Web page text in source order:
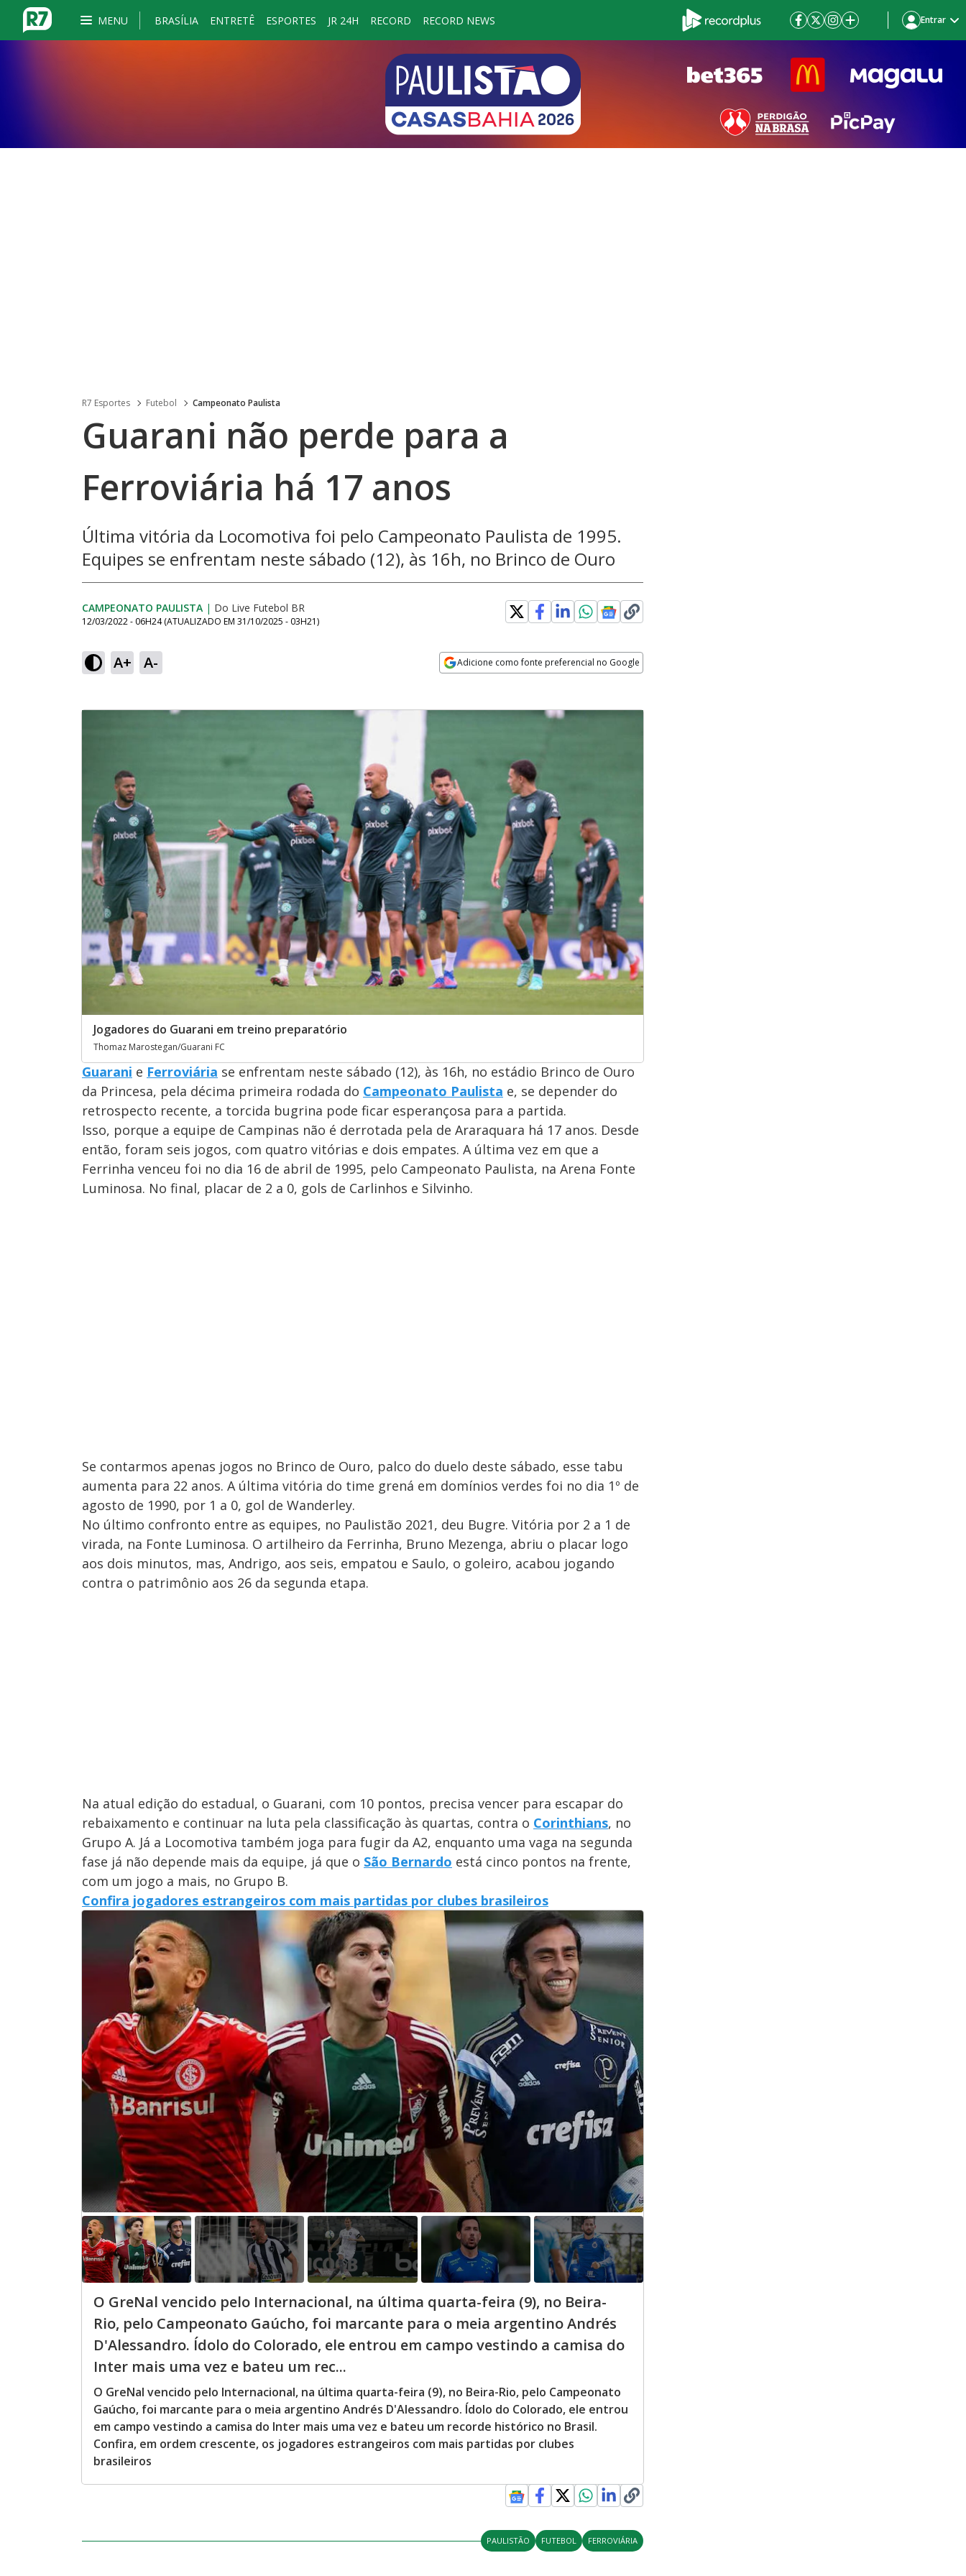
MENU BRASÍLIA ENTRETÊ ESPORTES JR 24H RECORD RECORD NEWS Entrar
R7 Esportes Futebol Campeonato Paulista
Guarani não perde para a
Ferroviária há 17 anos
Última vitória da Locomotiva foi pelo Campeonato Paulista de 1995.
Equipes se enfrentam neste sábado (12), às 16h, no Brinco de Ouro
CAMPEONATO PAULISTA | Do Live Futebol BR
12/03/2022 - 06H24 (ATUALIZADO EM 31/10/2025 - 03H21)
A+ A- Adicione como fonte preferencial no Google
Jogadores do Guarani em treino preparatório
Thomaz Marostegan/Guarani FC
Guarani e Ferroviária se enfrentam neste sábado (12), às 16h, no estádio Brinco de Ouro
da Princesa, pela décima primeira rodada do Campeonato Paulista e, se depender do
retrospecto recente, a torcida bugrina pode ficar esperançosa para a partida.
Isso, porque a equipe de Campinas não é derrotada pela de Araraquara há 17 anos. Desde
então, foram seis jogos, com quatro vitórias e dois empates. A última vez em que a
Ferrinha venceu foi no dia 16 de abril de 1995, pelo Campeonato Paulista, na Arena Fonte
Luminosa. No final, placar de 2 a 0, gols de Carlinhos e Silvinho.
Se contarmos apenas jogos no Brinco de Ouro, palco do duelo deste sábado, esse tabu
aumenta para 22 anos. A última vitória do time grená em domínios verdes foi no dia 1º de
agosto de 1990, por 1 a 0, gol de Wanderley.
No último confronto entre as equipes, no Paulistão 2021, deu Bugre. Vitória por 2 a 1 de
virada, na Fonte Luminosa. O artilheiro da Ferrinha, Bruno Mezenga, abriu o placar logo
aos dois minutos, mas, Andrigo, aos seis, empatou e Saulo, o goleiro, acabou jogando
contra o patrimônio aos 26 da segunda etapa.
Na atual edição do estadual, o Guarani, com 10 pontos, precisa vencer para escapar do
rebaixamento e continuar na luta pela classificação às quartas, contra o Corinthians, no
Grupo A. Já a Locomotiva também joga para fugir da A2, enquanto uma vaga na segunda
fase já não depende mais da equipe, já que o São Bernardo está cinco pontos na frente,
com um jogo a mais, no Grupo B.
Confira jogadores estrangeiros com mais partidas por clubes brasileiros
O GreNal vencido pelo Internacional, na última quarta-feira (9), no Beira-
Rio, pelo Campeonato Gaúcho, foi marcante para o meia argentino Andrés
D'Alessandro. Ídolo do Colorado, ele entrou em campo vestindo a camisa do
Inter mais uma vez e bateu um rec...
O GreNal vencido pelo Internacional, na última quarta-feira (9), no Beira-Rio, pelo Campeonato
Gaúcho, foi marcante para o meia argentino Andrés D'Alessandro. Ídolo do Colorado, ele entrou
em campo vestindo a camisa do Inter mais uma vez e bateu um recorde histórico no Brasil.
Confira, em ordem crescente, os jogadores estrangeiros com mais partidas por clubes
brasileiros
PAULISTÃO FUTEBOL FERROVIÁRIA